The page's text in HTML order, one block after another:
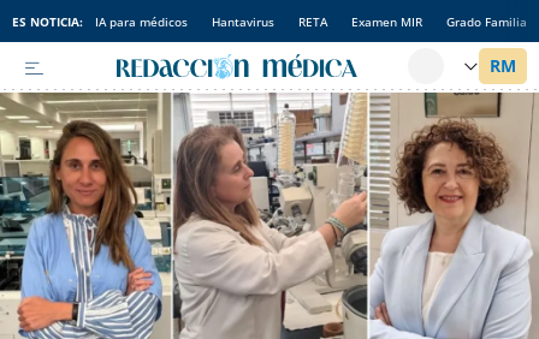
ES NOTICIA: IA para médicos Hantavirus RETA Examen MIR Grado Familia